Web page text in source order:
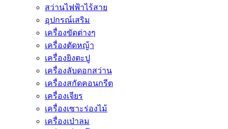
สว่านไฟฟ้าไร้สาย
อุปกรณ์เสริม
เครื่องขัดต่างๆ
เครื่องตัดหญ้า
เครื่องยิงตะปู
เครื่องลับดอกสว่าน
เครื่องสกัดคอนกรีต
เครื่องเจียร
เครื่องเซาะร่องไม้
เครื่องเป่าลม